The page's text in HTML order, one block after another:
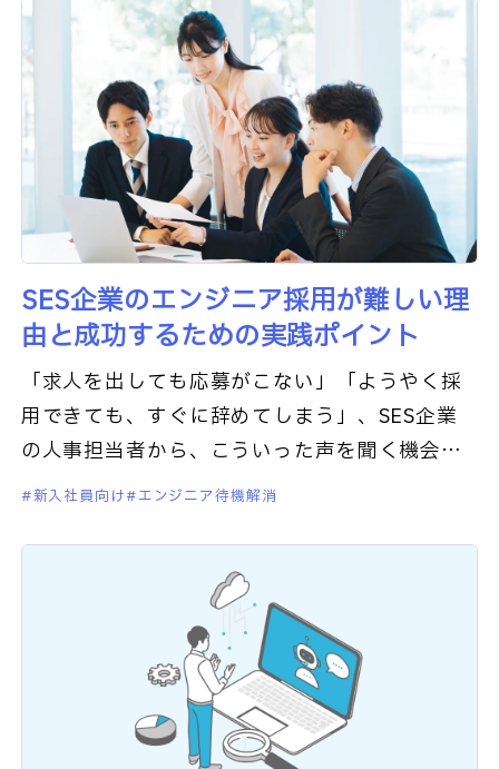
SES企業のエンジニア採用が難しい理
由と成功するための実践ポイント
「求人を出しても応募がこない」「ようやく採
用できても、すぐに辞めてしまう」、SES企業
の人事担当者から、こういった声を聞く機会が
ここ数年で増えています。 エンジニア採用が
新入社員向け エンジニア待機解消